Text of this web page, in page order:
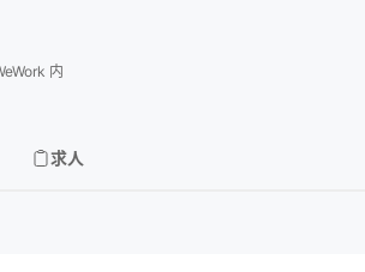
内
求人